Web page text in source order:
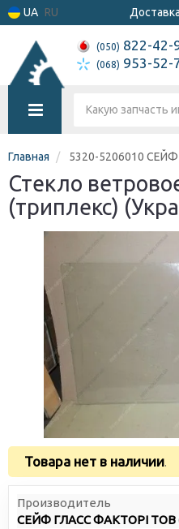
UA RU
(050) 822-42-
(068) 953-52-
Главная 5320-5206010
Стекло
(триплекс)
Товара нет в наличии.
Производитель
СЕЙФ ГЛАСС ФАКТОРІ ТОВ